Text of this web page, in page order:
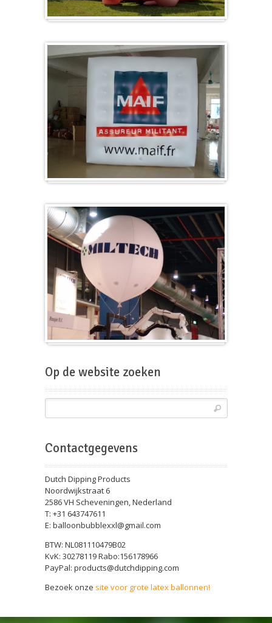
Op de website zoeken
Contactgegevens
Dutch Dipping Products
Noordwijkstraat 6
2586 VH Scheveningen, Nederland
T: +31 643747611
E: balloonbubblexxl@gmail.com
BTW: NL081110479B02
KvK: 30278119 Rabo:156178966
PayPal: products@dutchdipping.com
Bezoek onze site voor grote latex ballonnen!